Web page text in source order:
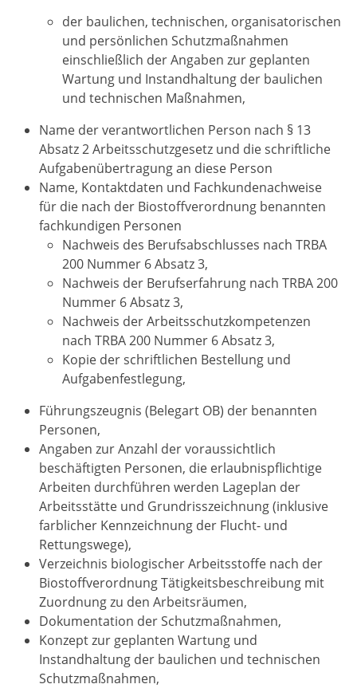
der baulichen, technischen, organisatorischen
und persönlichen Schutzmaßnahmen
einschließlich der Angaben zur geplanten
Wartung und Instandhaltung der baulichen
und technischen Maßnahmen,
Name der verantwortlichen Person nach § 13
Absatz 2 Arbeitsschutzgesetz und die schriftliche
Aufgabenübertragung an diese Person
Name, Kontaktdaten und Fachkundenachweise
für die nach der Biostoffverordnung benannten
fachkundigen Personen
Nachweis des Berufsabschlusses nach TRBA
200 Nummer 6 Absatz 3,
Nachweis der Berufserfahrung nach TRBA 200
Nummer 6 Absatz 3,
Nachweis der Arbeitsschutzkompetenzen
nach TRBA 200 Nummer 6 Absatz 3,
Kopie der schriftlichen Bestellung und
Aufgabenfestlegung,
Führungszeugnis (Belegart OB) der benannten
Personen,
Angaben zur Anzahl der voraussichtlich
beschäftigten Personen, die erlaubnispflichtige
Arbeiten durchführen werden Lageplan der
Arbeitsstätte und Grundrisszeichnung (inklusive
farblicher Kennzeichnung der Flucht- und
Rettungswege),
Verzeichnis biologischer Arbeitsstoffe nach der
Biostoffverordnung Tätigkeitsbeschreibung mit
Zuordnung zu den Arbeitsräumen,
Dokumentation der Schutzmaßnahmen,
Konzept zur geplanten Wartung und
Instandhaltung der baulichen und technischen
Schutzmaßnahmen,